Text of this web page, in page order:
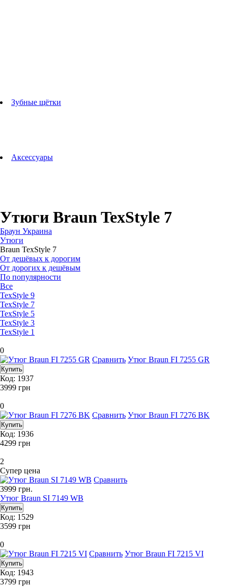
Зубные щётки
Аксессуары
Утюги Braun TexStyle 7
Браун Украина
Утюги
Braun TexStyle 7
От дешёвых к дорогим
От дорогих к дешёвым
По популярности
Все
TexStyle 9
TexStyle 7
TexStyle 5
TexStyle 3
TexStyle 1
0
Сравнить Утюг Braun FI 7255 GR
Код: 1937
3999 грн
0
Сравнить Утюг Braun FI 7276 BK
Код: 1936
4299 грн
2
Супер цена
Сравнить
3999 грн.
Утюг Braun SI 7149 WB
Код: 1529
3599 грн
0
Сравнить Утюг Braun FI 7215 VI
Код: 1943
3799 грн